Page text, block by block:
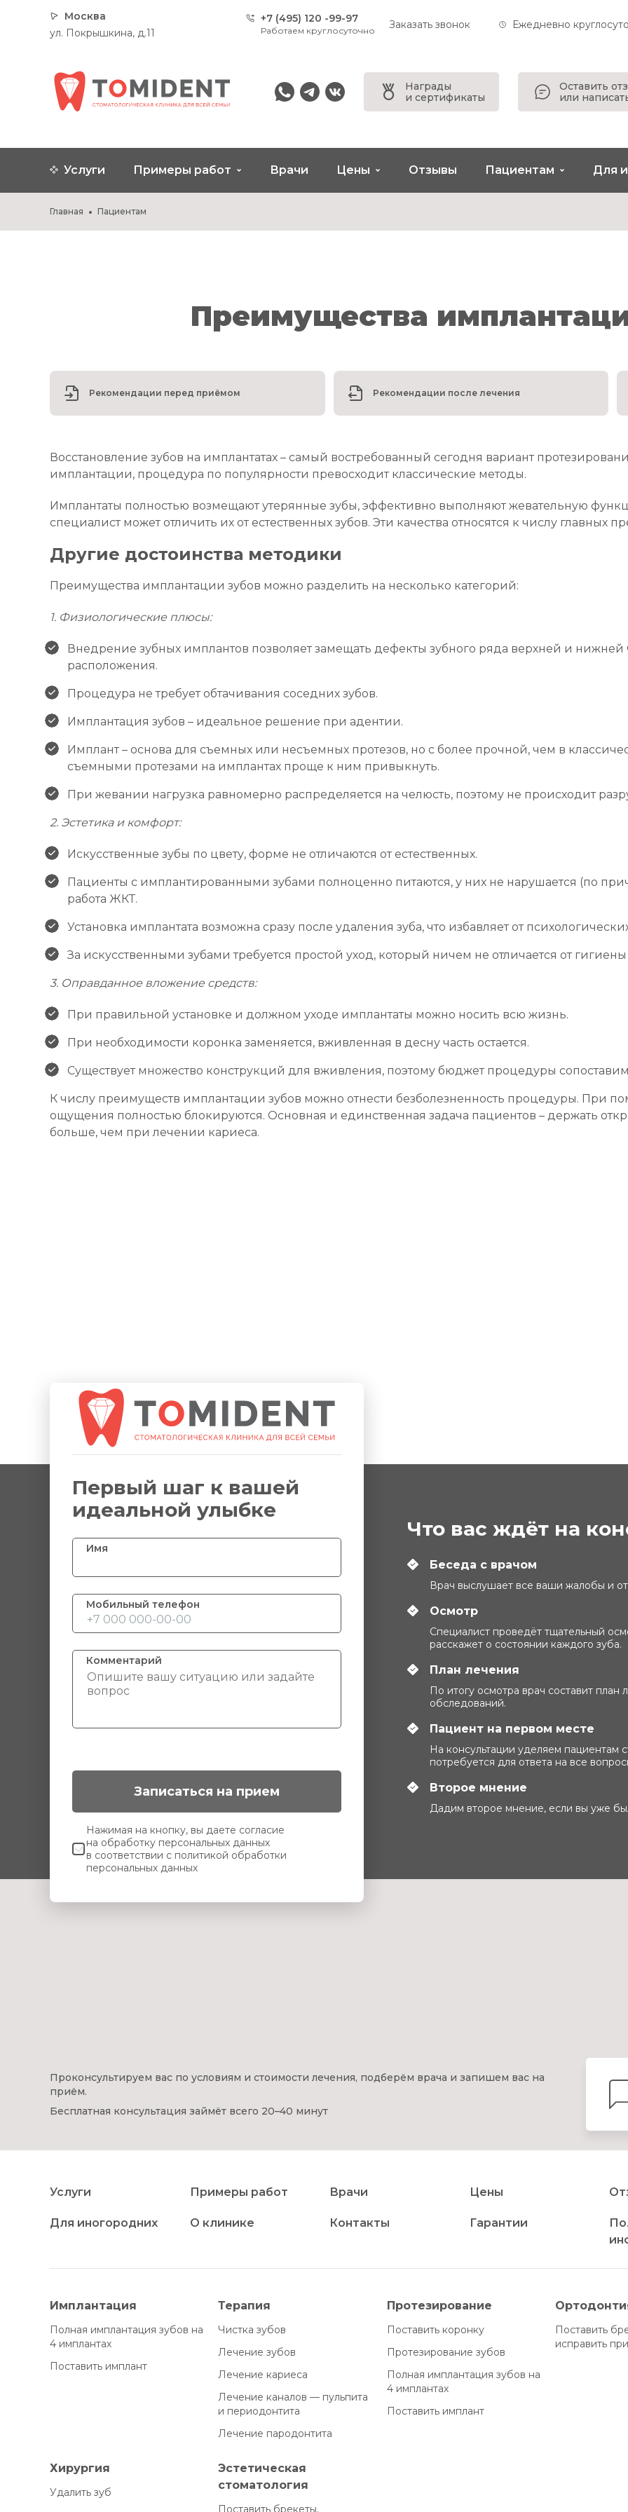
Москва
ул. Покрышкина, д.11
+7 (495) 120 -99-97
Работаем круглосуточно Заказать звонок Ежедневно
vkontakte
Награды
и сертификаты
Оставить
или
Услуги Примеры работ Врачи Цены Отзывы Пациентам Для
Главная Пациентам
Преимущества
Рекомендации перед приёмом Рекомендации после лечения
Восстановление зубов на имплантатах – самый востребованный сегодня вариант
имплантации, процедура по популярности превосходит классические методы.
Имплантаты полностью возмещают утерянные зубы, эффективно выполняют жевательную
специалист может отличить их от естественных зубов. Эти качества относятся к числу главных
Другие достоинства методики
Преимущества имплантации зубов можно разделить на несколько категорий:
1. Физиологические плюсы:
Внедрение зубных имплантов позволяет замещать дефекты зубного ряда верхней и
расположения.
Процедура не требует обтачивания соседних зубов.
Имплантация зубов – идеальное решение при адентии.
Имплант – основа для съемных или несъемных протезов, но с более прочной, чем в
съемными протезами на имплантах проще к ним привыкнуть.
При жевании нагрузка равномерно распределяется на челюсть, поэтому не происходит
2. Эстетика и комфорт:
Искусственные зубы по цвету, форме не отличаются от естественных.
Пациенты с имплантированными зубами полноценно питаются, у них не нарушается (по
работа ЖКТ.
Установка имплантата возможна сразу после удаления зуба, что избавляет от
За искусственными зубами требуется простой уход, который ничем не отличается от
3. Оправданное вложение средств:
При правильной установке и должном уходе имплантаты можно носить всю жизнь.
При необходимости коронка заменяется, вживленная в десну часть остается.
Существует множество конструкций для вживления, поэтому бюджет процедуры
К числу преимуществ имплантации зубов можно отнести безболезненность процедуры. При
ощущения полностью блокируются. Основная и единственная задача пациентов – держать
больше, чем при лечении кариеса.
Первый шаг к вашей
идеальной улыбке
Имя
Мобильный телефон
Комментарий
Записаться на прием
Нажимая на кнопку, вы даете согласие
на обработку персональных данных
в соответствии с политикой обработки
персональных данных
Что вас ждёт на
Беседа с врачом
Врач выслушает все ваши жалобы и
Осмотр
Специалист проведёт тщательный
расскажет о состоянии каждого зуба.
План лечения
По итогу осмотра врач составит
обследований.
Пациент на первом месте
На консультации уделяем пациентам
потребуется для ответа на все
Второе мнение
Дадим второе мнение, если вы уже
Проконсультируем вас по условиям и стоимости лечения, подберём врача и запишем вас на
приём.
Бесплатная консультация займёт всего 20–40 минут
Услуги Примеры работ Врачи Цены
Для иногородних О клинике Контакты Гарантии
Имплантация
Полная имплантация зубов на
4 имплантах
Поставить имплант
Терапия
Чистка зубов
Лечение зубов
Лечение кариеса
Лечение каналов — пульпита
и периодонтита
Лечение пародонтита
Протезирование
Поставить коронку
Протезирование зубов
Полная имплантация зубов на
4 имплантах
Поставить имплант
Поставить
исправить
Хирургия
Удалить зуб
Эстетическая
стоматология
Поставить брекеты,